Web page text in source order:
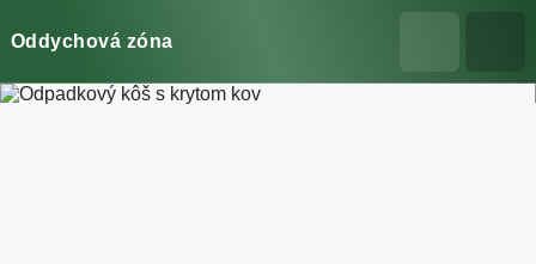
Oddychová zóna